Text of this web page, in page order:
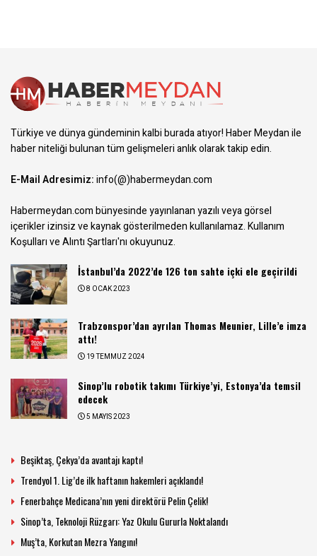
Türkiye ve dünya gündeminin kalbi burada atıyor! Haber Meydan ile
haber niteliği bulunan tüm gelişmeleri anlık olarak takip edin.
E-Mail Adresimiz:info(@)habermeydan.com
Habermeydan.com bünyesinde yayınlanan yazılı veya görsel
içerikler izinsiz ve kaynak gösterilmeden kullanılamaz.Kullanım
Koşulları ve Alıntı Şartları'nı okuyunuz.
İstanbul’da 2022’de 126 ton sahte içki ele geçirildi
8 OCAK 2023
Trabzonspor’dan ayrılan Thomas Meunier, Lille’e imza
attı!
19 TEMMUZ 2024
Sinop’lu robotik takımı Türkiye’yi, Estonya’da temsil
edecek
5 MAYIS 2023
Beşiktaş, Çekya’da avantajı kaptı!
Trendyol 1. Lig’de ilk haftanın hakemleri açıklandı!
Fenerbahçe Medicana’nın yeni direktörü Pelin Çelik!
Sinop’ta, Teknoloji Rüzgarı: Yaz Okulu Gururla Noktalandı
Muş’ta, Korkutan Mezra Yangını!